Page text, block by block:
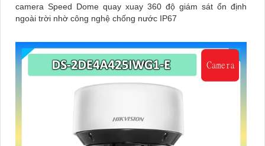
camera Speed Dome quay xuay 360 độ giám sát ổn định
ngoài trời nhờ công nghệ chống nước IP67